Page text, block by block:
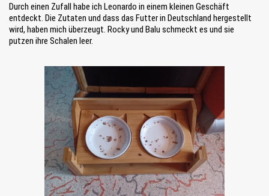
Durch einen Zufall habe ich Leonardo in einem kleinen Geschäft
entdeckt. Die Zutaten und dass das Futter in Deutschland hergestellt
wird, haben mich überzeugt. Rocky und Balu schmeckt es und sie
putzen ihre Schalen leer.
Bildergalerie überspringen